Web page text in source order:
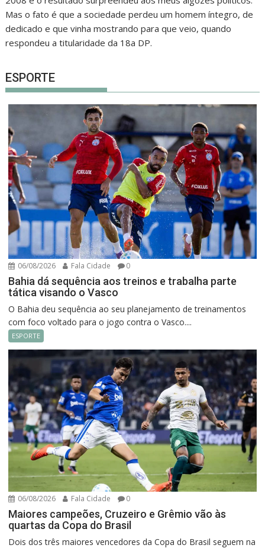
Mas o fato é que a sociedade perdeu um homem íntegro, de
dedicado e que vinha mostrando para que veio, quando
respondeu a titularidade da 18a DP.
ESPORTE
06/08/2026 Fala Cidade 0
Bahia dá sequência aos treinos e trabalha parte
tática visando o Vasco
O Bahia deu sequência ao seu planejamento de treinamentos
com foco voltado para o jogo contra o Vasco....
ESPORTE
06/08/2026 Fala Cidade 0
Maiores campeões, Cruzeiro e Grêmio vão às
quartas da Copa do Brasil
Dois dos três maiores vencedores da Copa do Brasil seguem na